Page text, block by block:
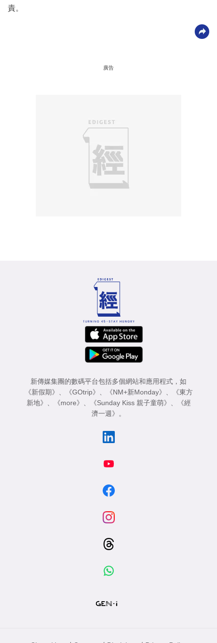
責。
廣告
新傳媒集團的數碼平台包括多個網站和應用程式，如
《新假期》
《GOtrip》 《NM+新Monday》
《東方
新地》
《more》 《Sunday Kiss 親子童萌》
《經
濟一週》
。